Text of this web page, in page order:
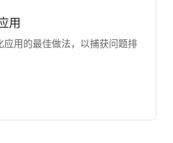
用
应用的最佳做法，以捕获问题排